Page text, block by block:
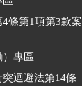
條第1項第3款案
專區
迴避法第14條